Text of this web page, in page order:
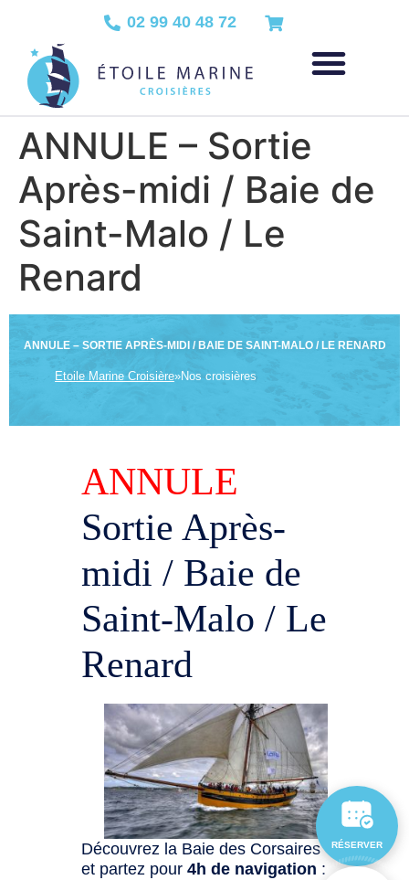
02 99 40 48 72
ANNULE – Sortie
Après-midi / Baie de
Saint-Malo / Le
Renard
ANNULE – SORTIE APRÈS-MIDI / BAIE DE SAINT-MALO / LE RENARD
Etoile Marine Croisière»Nos croisières
ANNULE
Sortie Après-
midi / Baie de
Saint-Malo / Le
Renard
Découvrez la Baie des Corsaires
et partez pour4h de navigation :
RÉSERVER